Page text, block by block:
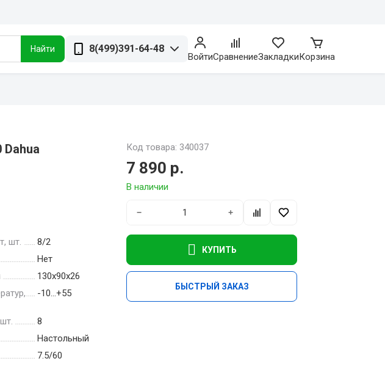
Найти 8(499)391-64-48
ВойтиСравнениеЗакладкиКорзина
Dahua
шт.
8/2
Нет
130х90х26
-10…+55
8
Настольный
7.5/60
Код товара: 340037
7 890 р.
В наличии
− +
КУПИТЬ
БЫСТРЫЙ ЗАКАЗ